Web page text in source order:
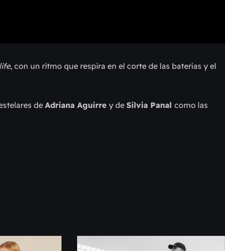
, con un ritmo que respira en el corte de las baterías y el
de Adriana Aguirre y de Silvia Panal como las